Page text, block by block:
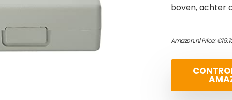
boven, achter
Amazon.nl Price:€